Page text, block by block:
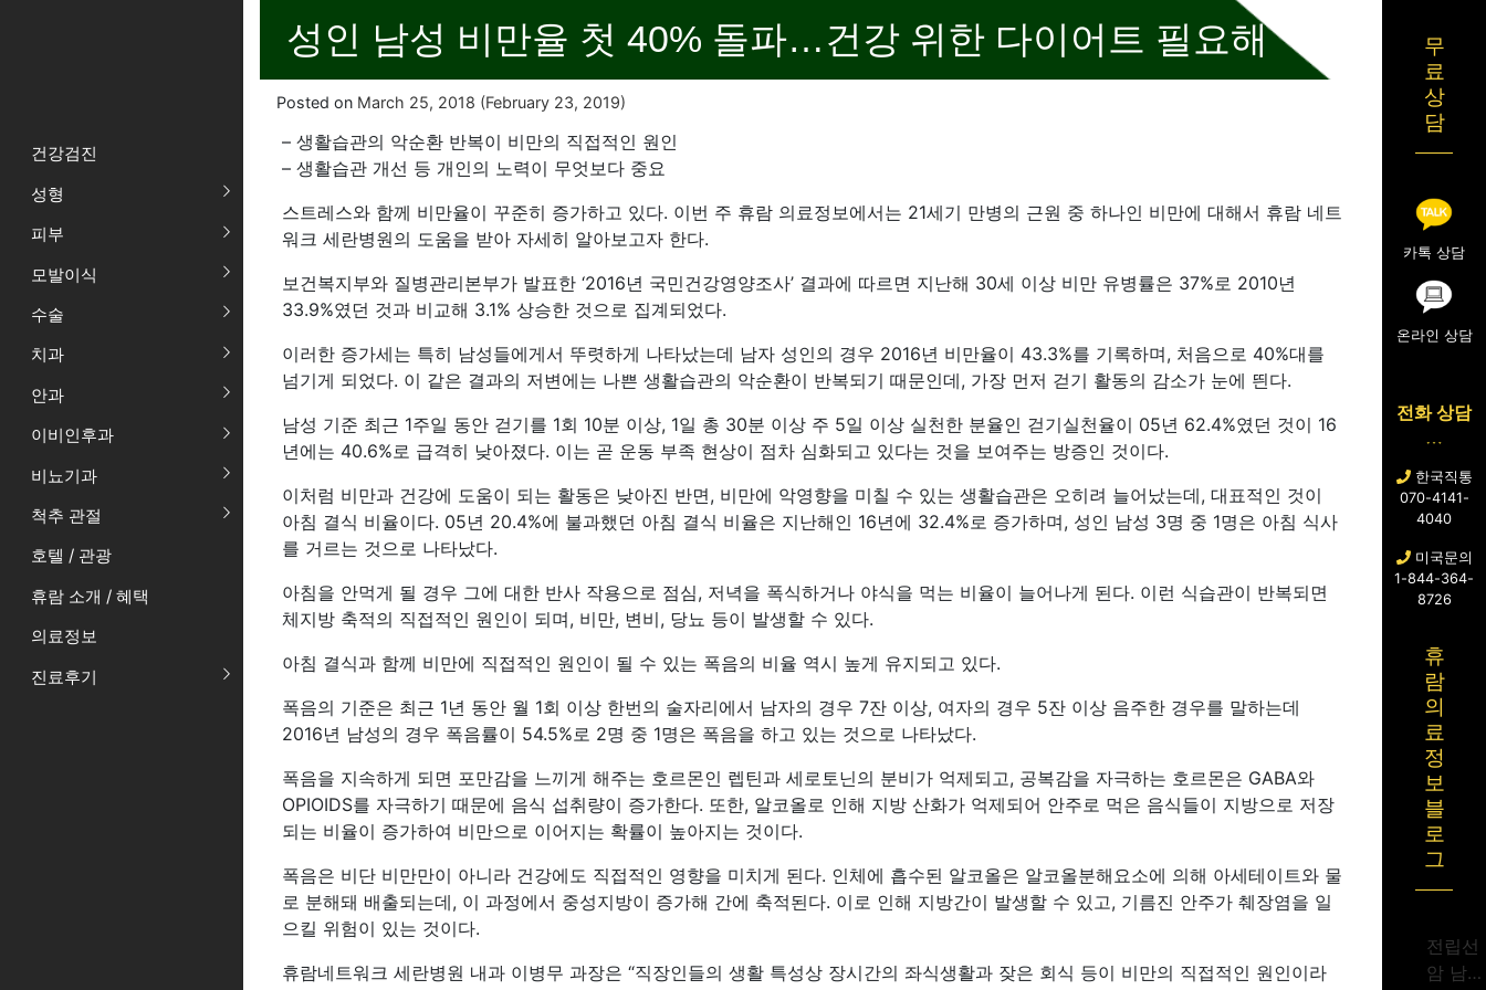
건강검진
성형
피부
모발이식
수술
치과
안과
이비인후과
비뇨기과
척추 관절
호텔 / 관광
휴람 소개 / 혜택
의료정보
진료후기
성인 남성 비만율 첫 40% 돌파…건강 위한 다이어트 필요해
Posted on March 25, 2018 (February 23, 2019)
– 생활습관의 악순환 반복이 비만의 직접적인 원인
– 생활습관 개선 등 개인의 노력이 무엇보다 중요
스트레스와 함께 비만율이 꾸준히 증가하고 있다. 이번 주 휴람 의료정보에서는 21세기 만병의 근원 중 하나인 비만에 대해서 휴람 네트
워크 세란병원의 도움을 받아 자세히 알아보고자 한다.
보건복지부와 질병관리본부가 발표한 ‘2016년 국민건강영양조사’ 결과에 따르면 지난해 30세 이상 비만 유병률은 37%로 2010년
33.9%였던 것과 비교해 3.1% 상승한 것으로 집계되었다.
이러한 증가세는 특히 남성들에게서 뚜렷하게 나타났는데 남자 성인의 경우 2016년 비만율이 43.3%를 기록하며, 처음으로 40%대를
넘기게 되었다. 이 같은 결과의 저변에는 나쁜 생활습관의 악순환이 반복되기 때문인데, 가장 먼저 걷기 활동의 감소가 눈에 띈다.
남성 기준 최근 1주일 동안 걷기를 1회 10분 이상, 1일 총 30분 이상 주 5일 이상 실천한 분율인 걷기실천율이 05년 62.4%였던 것이 16
년에는 40.6%로 급격히 낮아졌다. 이는 곧 운동 부족 현상이 점차 심화되고 있다는 것을 보여주는 방증인 것이다.
이처럼 비만과 건강에 도움이 되는 활동은 낮아진 반면, 비만에 악영향을 미칠 수 있는 생활습관은 오히려 늘어났는데, 대표적인 것이
아침 결식 비율이다. 05년 20.4%에 불과했던 아침 결식 비율은 지난해인 16년에 32.4%로 증가하며, 성인 남성 3명 중 1명은 아침 식사
를 거르는 것으로 나타났다.
아침을 안먹게 될 경우 그에 대한 반사 작용으로 점심, 저녁을 폭식하거나 야식을 먹는 비율이 늘어나게 된다. 이런 식습관이 반복되면
체지방 축적의 직접적인 원인이 되며, 비만, 변비, 당뇨 등이 발생할 수 있다.
아침 결식과 함께 비만에 직접적인 원인이 될 수 있는 폭음의 비율 역시 높게 유지되고 있다.
폭음의 기준은 최근 1년 동안 월 1회 이상 한번의 술자리에서 남자의 경우 7잔 이상, 여자의 경우 5잔 이상 음주한 경우를 말하는데
2016년 남성의 경우 폭음률이 54.5%로 2명 중 1명은 폭음을 하고 있는 것으로 나타났다.
폭음을 지속하게 되면 포만감을 느끼게 해주는 호르몬인 렙틴과 세로토닌의 분비가 억제되고, 공복감을 자극하는 호르몬은 GABA와
OPIOIDS를 자극하기 때문에 음식 섭취량이 증가한다. 또한, 알코올로 인해 지방 산화가 억제되어 안주로 먹은 음식들이 지방으로 저장
되는 비율이 증가하여 비만으로 이어지는 확률이 높아지는 것이다.
폭음은 비단 비만만이 아니라 건강에도 직접적인 영향을 미치게 된다. 인체에 흡수된 알코올은 알코올분해요소에 의해 아세테이트와 물
로 분해돼 배출되는데, 이 과정에서 중성지방이 증가해 간에 축적된다. 이로 인해 지방간이 발생할 수 있고, 기름진 안주가 췌장염을 일
으킬 위험이 있는 것이다.
휴람네트워크 세란병원 내과 이병무 과장은 “직장인들의 생활 특성상 장시간의 좌식생활과 잦은 회식 등이 비만의 직접적인 원인이라
무
료
상
담
카톡 상담
온라인 상담
전화 상담
한국직통
070-4141-
4040
미국문의
1-844-364-
8726
휴
람
의
료
정
보
블
로
그
전립선
암 남성